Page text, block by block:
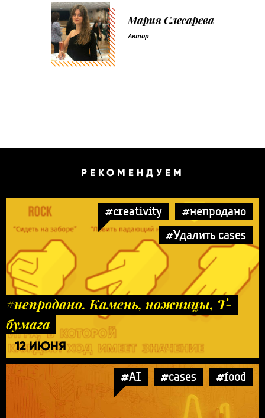
Мария Слесарева
Автор
РЕКОМЕНДУЕМ
#creativity
#непродано
#Удалить cases
#непродано. Камень, ножницы, Т-
бумага
12 ИЮНЯ
#AI #cases #food